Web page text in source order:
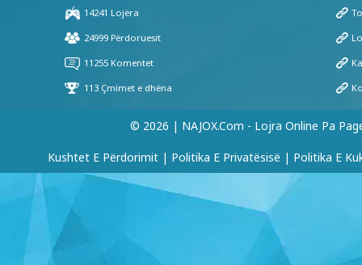
© 2026 | NAJOX.com - Lojra Online Pa
Kushtet E Përdorimit | Politika E Privatësisë | Politika E